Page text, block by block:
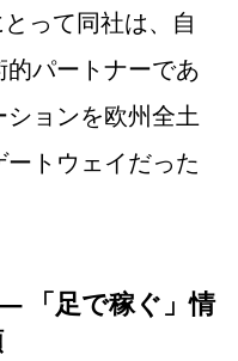
って同社は、自
パートナーであ
ョンを欧州全土
トウェイだった
「足で稼ぐ」情